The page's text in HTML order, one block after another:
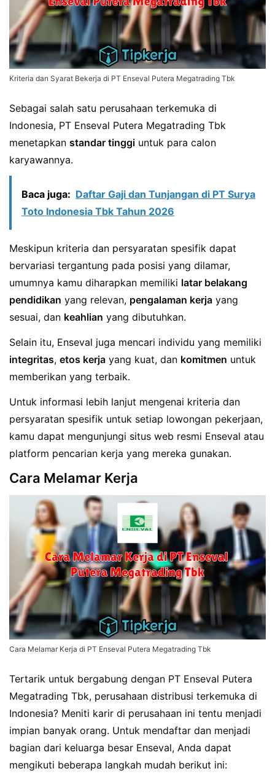
Kriteria dan Syarat Bekerja di PT Enseval Putera Megatrading Tbk
Sebagai salah satu perusahaan terkemuka di
Indonesia, PT Enseval Putera Megatrading Tbk
menetapkan standar tinggi untuk para calon
karyawannya.
Baca juga: Daftar Gaji dan Tunjangan di PT Surya
Toto Indonesia Tbk Tahun 2026
Meskipun kriteria dan persyaratan spesifik dapat
bervariasi tergantung pada posisi yang dilamar,
umumnya kamu diharapkan memiliki latar belakang
pendidikan yang relevan, pengalaman kerja yang
sesuai, dan keahlian yang dibutuhkan.
Selain itu, Enseval juga mencari individu yang memiliki
integritas, etos kerja yang kuat, dan komitmen untuk
memberikan yang terbaik.
Untuk informasi lebih lanjut mengenai kriteria dan
persyaratan spesifik untuk setiap lowongan pekerjaan,
kamu dapat mengunjungi situs web resmi Enseval atau
platform pencarian kerja yang mereka gunakan.
Cara Melamar Kerja
Cara Melamar Kerja di PT Enseval Putera Megatrading Tbk
Tertarik untuk bergabung dengan PT Enseval Putera
Megatrading Tbk, perusahaan distribusi terkemuka di
Indonesia? Meniti karir di perusahaan ini tentu menjadi
impian banyak orang. Untuk mendaftar dan menjadi
bagian dari keluarga besar Enseval, Anda dapat
mengikuti beberapa langkah mudah berikut ini: